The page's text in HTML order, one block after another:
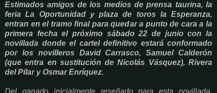
Estimados amigos de los medios de prensa taurina, la
feria La Oportunidad y plaza de toros la Esperanza,
entran en el tramo final para quedar a punto de cara a la
primera fecha el próximo sábado 22 de junio con la
novillada donde el cartel definitivo estará conformado
por los novilleros David Carrasco, Samuel Calderón
(que entra en sustitución de Nicolás Vásquez), Rivera
del Pilar y Osmar Enríquez.